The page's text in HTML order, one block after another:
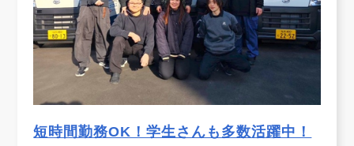
短時間勤務OK！学生さんも多数活躍中！